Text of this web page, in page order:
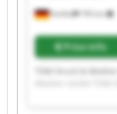
Krefeld 795 km
Price info
Druck & Medien